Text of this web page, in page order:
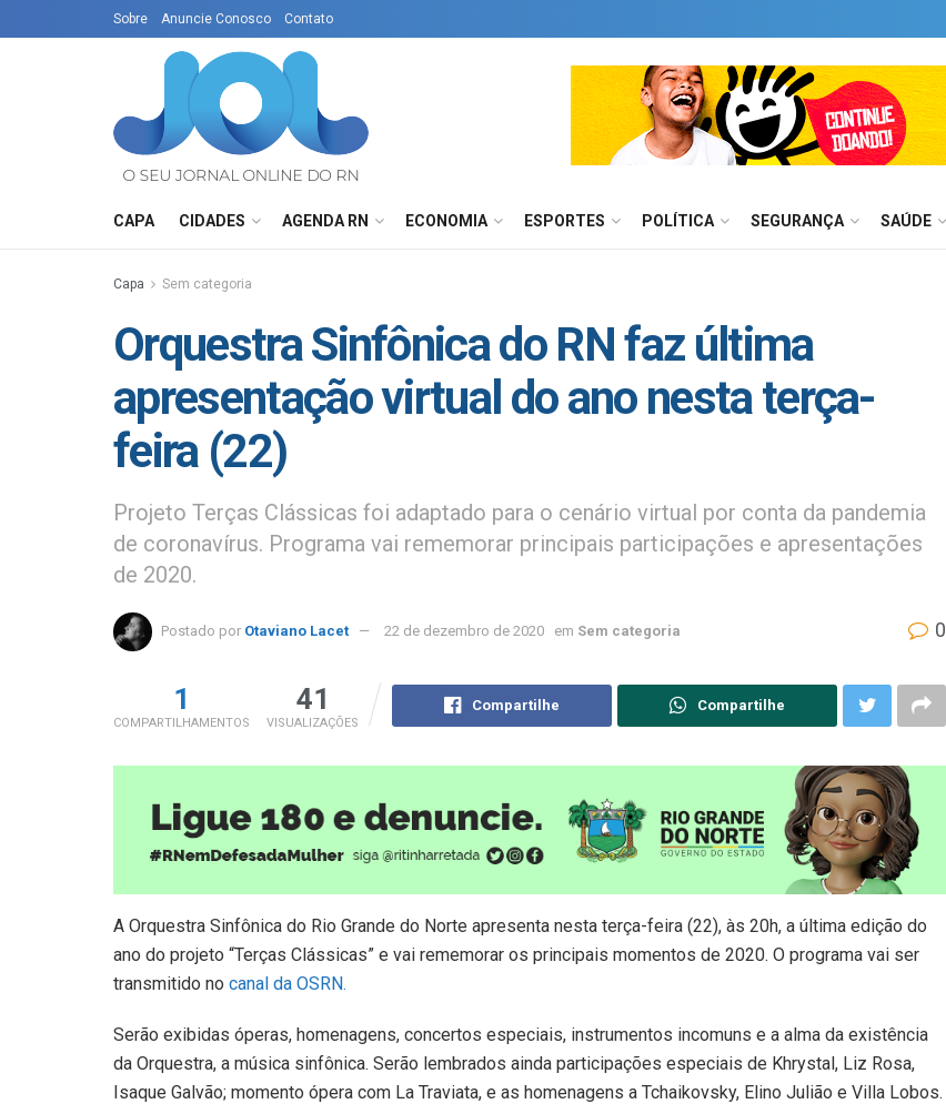
Sobre Anuncie Conosco Contato
CAPA CIDADES AGENDA RN ECONOMIA ESPORTES POLÍTICA SEGURANÇA SAÚDE
Capa Sem categoria
Orquestra Sinfônica do RN faz última
apresentação virtual do ano nesta terça-
feira (22)
Projeto Terças Clássicas foi adaptado para o cenário virtual por conta da pandemia
de coronavírus. Programa vai rememorar principais participações e apresentações
de 2020.
Postado por Otaviano Lacet 22 de dezembro de 2020 em Sem categoria 0
1
COMPARTILHAMENTOS
41
VISUALIZAÇÕES
Compartilhe Compartilhe
A Orquestra Sinfônica do Rio Grande do Norte apresenta nesta terça-feira (22), às 20h, a última edição do
ano do projeto “Terças Clássicas” e vai rememorar os principais momentos de 2020. O programa vai ser
transmitido no canal da OSRN.
Serão exibidas óperas, homenagens, concertos especiais, instrumentos incomuns e a alma da existência
da Orquestra, a música sinfônica. Serão lembrados ainda participações especiais de Khrystal, Liz Rosa,
Isaque Galvão; momento ópera com La Traviata, e as homenagens a Tchaikovsky, Elino Julião e Villa Lobos.